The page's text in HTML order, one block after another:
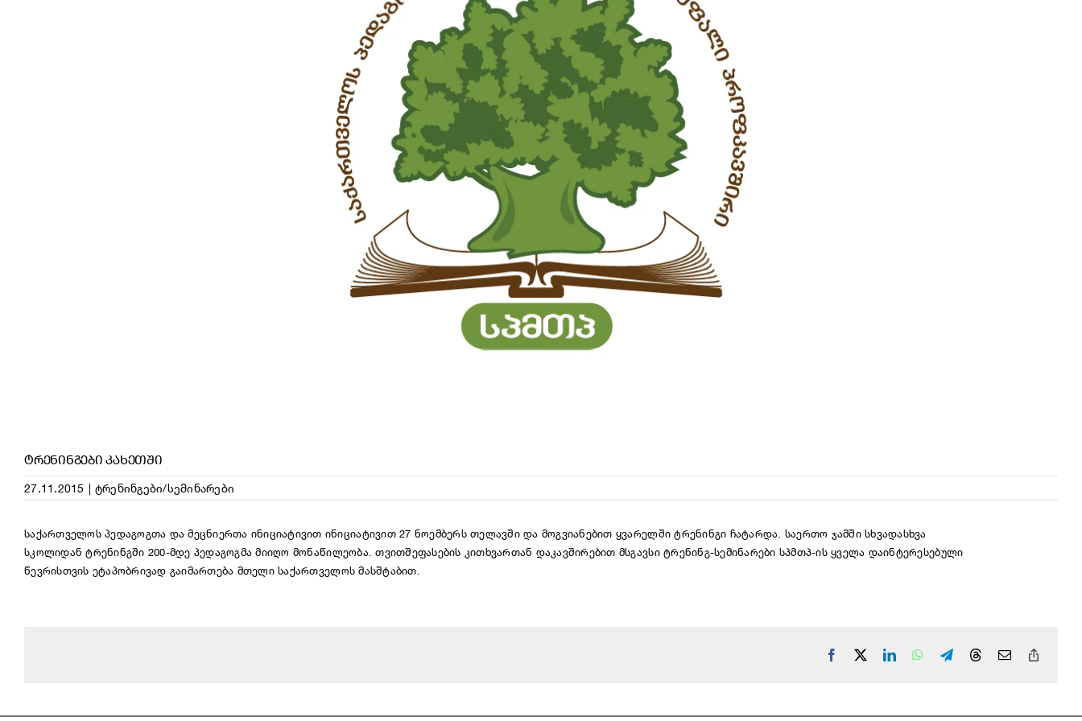
ᲢᲠᲔᲜᲘᲜᲒᲔᲑᲘ ᲙᲐᲮᲔᲗᲨᲘ
27.11.2015 | ტრენინგები/სემინარები
საქართველოს პედაგოგთა და მეცნიერთა ინიციატივით ინიციატივით 27 ნოემბერს თელავში და მოგვიანებით ყვარელში ტრენინგი ჩატარდა. საერთო ჯამშისხვადასხვა
სკოლიდანტრენინგში 200-მდე პედაგოგმა მიიღო მონაწილეობა.თვითშეფასების კითხვართან დაკავშირებით მსგავსი ტრენინგ-სემინარები სპმთპ-ის ყველა დაინტერესებული
წევრისთვის ეტაპობრივად გაიმართება მთელი საქართველოს მასშტაბით.
Facebook LinkedInWhatsApp
TelegramThreadsEmail